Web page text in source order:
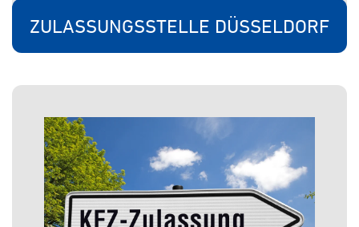
ZULASSUNGSSTELLE DÜSSELDORF